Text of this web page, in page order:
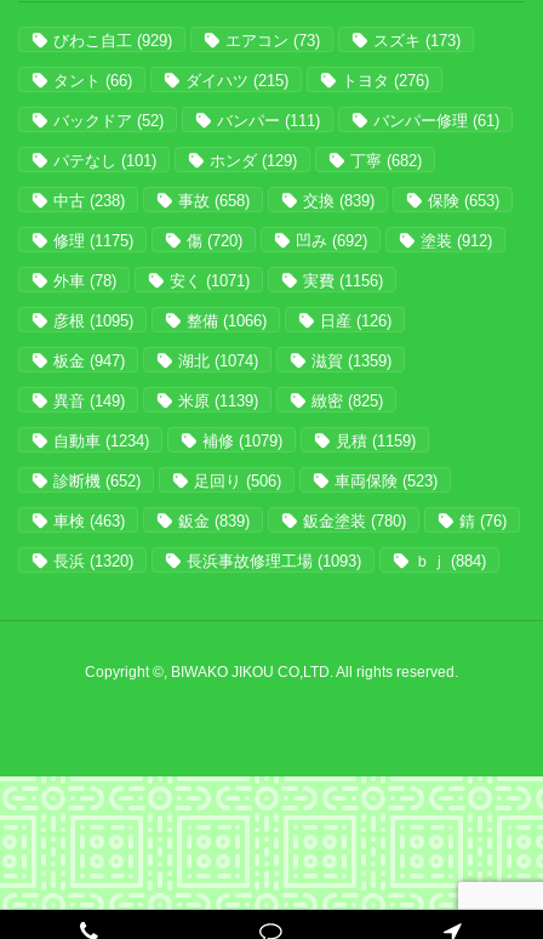
びわこ自工 (929) エアコン (73) スズキ (173)
タント (66) ダイハツ (215) トヨタ (276)
バックドア (52) バンパー (111) バンパー修理 (61)
パテなし (101) ホンダ (129) 丁寧 (682)
中古 (238) 事故 (658) 交換 (839) 保険 (653)
修理 (1175) 傷 (720) 凹み (692) 塗装 (912)
外車 (78) 安く (1071) 実費 (1156)
彦根 (1095) 整備 (1066) 日産 (126)
板金 (947) 湖北 (1074) 滋賀 (1359)
異音 (149) 米原 (1139) 緻密 (825)
自動車 (1234) 補修 (1079) 見積 (1159)
診断機 (652) 足回り (506) 車両保険 (523)
車検 (463) 鈑金 (839) 鈑金塗装 (780) 錆 (76)
長浜 (1320) 長浜事故修理工場 (1093) ｂｊ (884)
Copyright ©, BIWAKO JIKOU CO,LTD. All rights reserved.